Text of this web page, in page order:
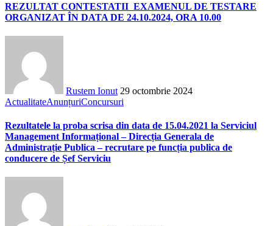
REZULTAT CONTESTATII EXAMENUL DE TESTARE
ORGANIZAT ÎN DATA DE 24.10.2024, ORA 10.00
Rustem Ionut 29 octombrie 2024
ActualitateAnunțuriConcursuri
Rezultatele la proba scrisa din data de 15.04.2021 la Serviciul
Management Informațional – Direcția Generala de
Administrație Publica – recrutare pe funcția publica de
conducere de Șef Serviciu